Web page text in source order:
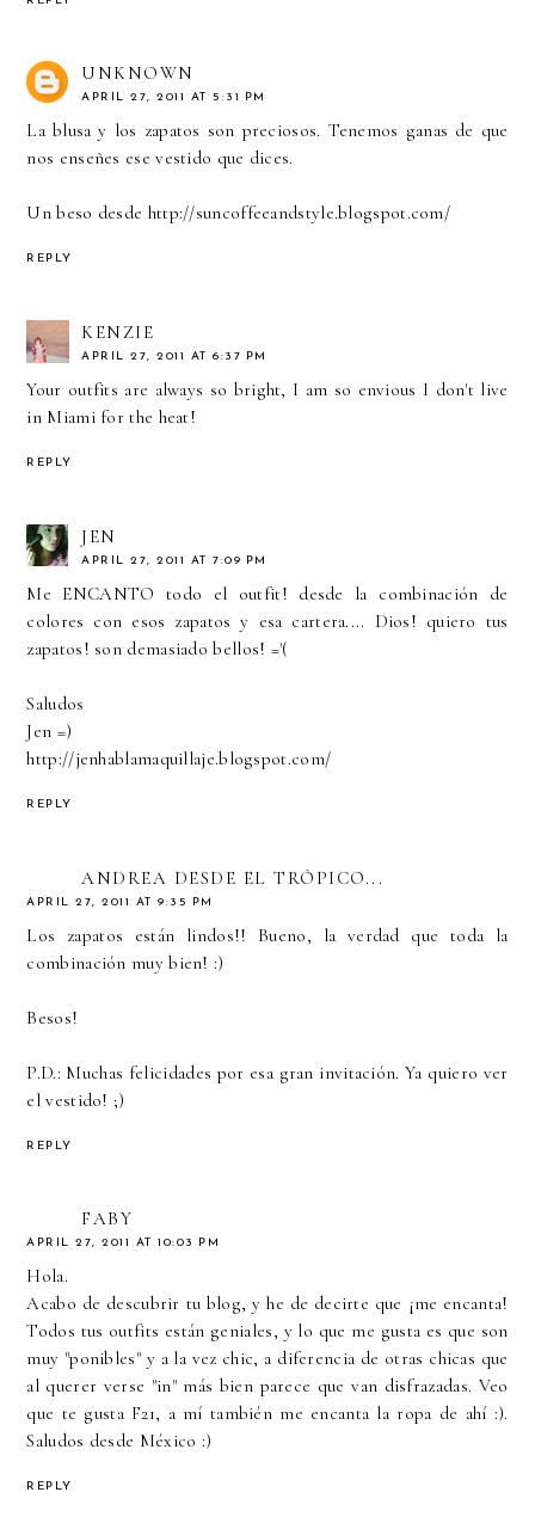
UNKNOWN
APRIL 27, 2011 AT 5:31 PM
La blusa y los zapatos son preciosos. Tenemos ganas de que
nos enseñes ese vestido que dices.
Un beso desde http://suncoffeeandstyle.blogspot.com/
REPLY
KENZIE
APRIL 27, 2011 AT 6:37 PM
Your outfits are always so bright, I am so envious I don't live
in Miami for the heat!
REPLY
JEN
APRIL 27, 2011 AT 7:09 PM
Me ENCANTO todo el outfit! desde la combinación de
colores con esos zapatos y esa cartera.... Dios! quiero tus
zapatos! son demasiado bellos! ='(
Saludos
Jen =)
http://jenhablamaquillaje.blogspot.com/
REPLY
ANDREA DESDE EL TRÓPICO...
APRIL 27, 2011 AT 9:35 PM
Los zapatos están lindos!! Bueno, la verdad que toda la
combinación muy bien! :)
Besos!
P.D.: Muchas felicidades por esa gran invitación. Ya quiero ver
el vestido! ;)
REPLY
FABY
APRIL 27, 2011 AT 10:03 PM
Hola.
Acabo de descubrir tu blog, y he de decirte que ¡me encanta!
Todos tus outfits están geniales, y lo que me gusta es que son
muy "ponibles" y a la vez chic, a diferencia de otras chicas que
al querer verse "in" más bien parece que van disfrazadas. Veo
que te gusta F21, a mí también me encanta la ropa de ahí :).
Saludos desde México :)
REPLY